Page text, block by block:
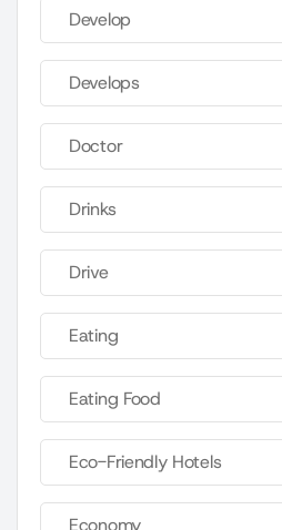
Develop
Develops
Doctor
Drinks
Drive
Eating
Eating Food
Eco-Friendly Hotels